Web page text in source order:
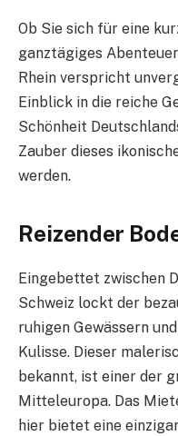
Ob Sie sich für eine
ganztägiges
Rhein verspricht
Einblick in die reiche
Schönheit
Zauber dieses
werden.
Reizender
Eingebettet zwischen
Schweiz lockt der
ruhigen Gewässern
Kulisse. Dieser
bekannt, ist einer der
Mitteleuropa. Das
hier bietet eine